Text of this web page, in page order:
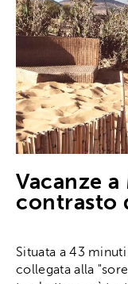
Vacanze
contrasto
Situata a 43
collegata alla